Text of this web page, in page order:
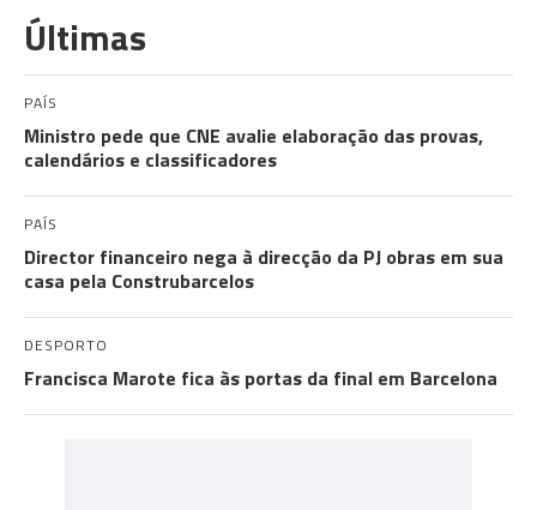
Últimas
PAÍS
Ministro pede que CNE avalie elaboração das provas,
calendários e classificadores
PAÍS
Director financeiro nega à direcção da PJ obras em sua
casa pela Construbarcelos
DESPORTO
Francisca Marote fica às portas da final em Barcelona